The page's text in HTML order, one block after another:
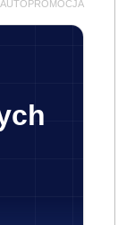
AUTOPROMOCJA